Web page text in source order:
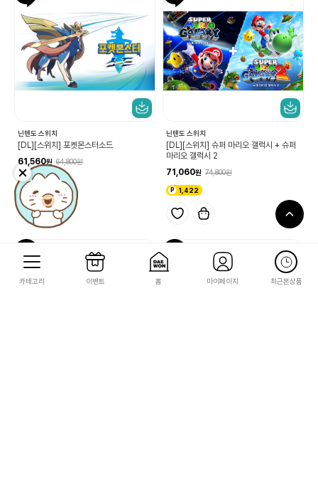
닌텐도 스위치
[DL][스위치] 포켓몬스터소드
61,560
64,800
1,232
닌텐도 스위치
[DL][스위치] 슈퍼 마리오 갤럭시 + 슈퍼
마리오 갤럭시 2
71,060
74,800
1,422
카테고리 이벤트 홈 마이페이지 최근본상품